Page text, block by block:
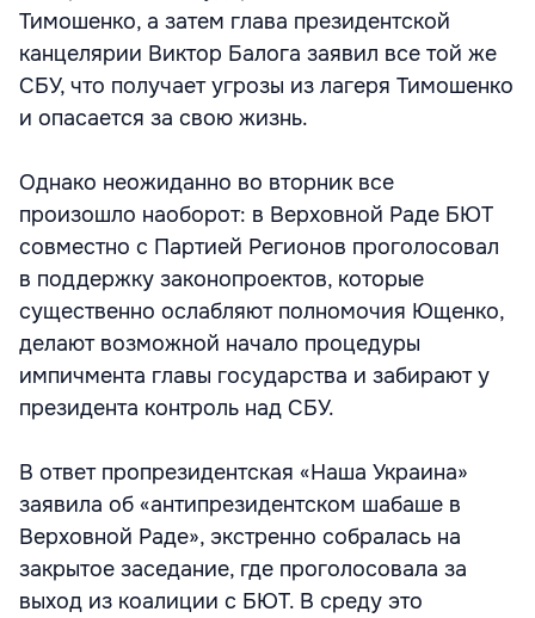
Тимошенко, а затем глава президентской
канцелярии Виктор Балога заявил все той же
СБУ, что получает угрозы из лагеря Тимошенко
и опасается за свою жизнь.
Однако неожиданно во вторник все
произошло наоборот: в Верховной Раде БЮТ
совместно с Партией Регионов проголосовал
в поддержку законопроектов, которые
существенно ослабляют полномочия Ющенко,
делают возможной начало процедуры
импичмента главы государства и забирают у
президента контроль над СБУ.
В ответ пропрезидентская «Наша Украина»
заявила об «антипрезидентском шабаше в
Верховной Раде», экстренно собралась на
закрытое заседание, где проголосовала за
выход из коалиции с БЮТ. В среду это